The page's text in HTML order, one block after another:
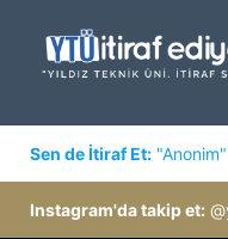
Sen de İtiraf Et:
Instagram'da takip et: